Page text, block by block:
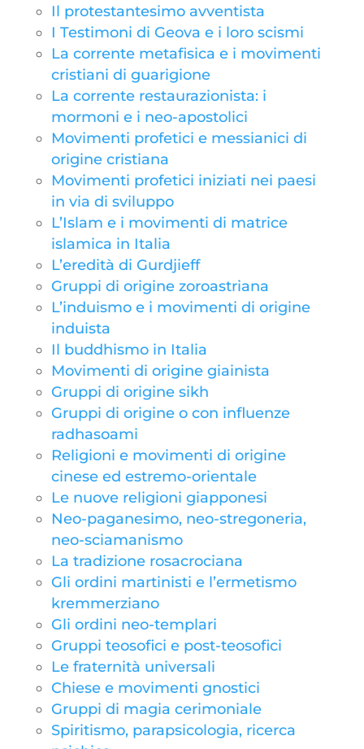
Il protestantesimo avventista
I Testimoni di Geova e i loro scismi
La corrente metafisica e i movimenti
cristiani di guarigione
La corrente restaurazionista: i
mormoni e i neo-apostolici
Movimenti profetici e messianici di
origine cristiana
Movimenti profetici iniziati nei paesi
in via di sviluppo
L’Islam e i movimenti di matrice
islamica in Italia
L’eredità di Gurdjieff
Gruppi di origine zoroastriana
L’induismo e i movimenti di origine
induista
Il buddhismo in Italia
Movimenti di origine giainista
Gruppi di origine sikh
Gruppi di origine o con influenze
radhasoami
Religioni e movimenti di origine
cinese ed estremo-orientale
Le nuove religioni giapponesi
Neo-paganesimo, neo-stregoneria,
neo-sciamanismo
La tradizione rosacrociana
Gli ordini martinisti e l’ermetismo
kremmerziano
Gli ordini neo-templari
Gruppi teosofici e post-teosofici
Le fraternità universali
Chiese e movimenti gnostici
Gruppi di magia cerimoniale
Spiritismo, parapsicologia, ricerca